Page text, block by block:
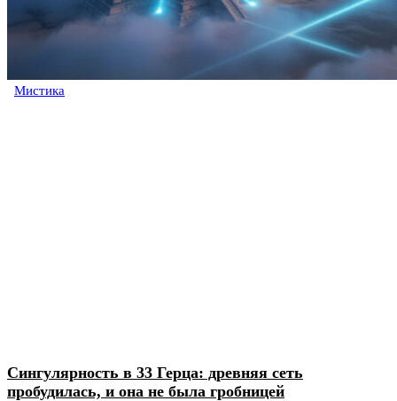
Мистика
Сингулярность в 33 Герца: древняя сеть
пробудилась, и она не была гробницей